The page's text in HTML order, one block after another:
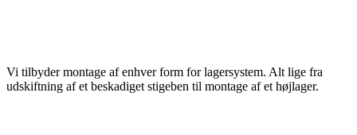
Vi tilbyder montage af enhver form for lagersystem. Alt lige fra
udskiftning af et beskadiget stigeben til montage af et højlager.